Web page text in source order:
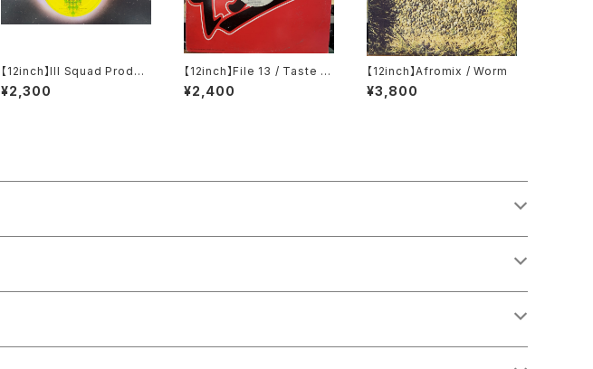
【12inch】Ill Squad Produc
tion / On A Roll / Making
A Killing
¥2,300
【12inch】File 13 / Taste S
o Good
¥2,400
【12inch】Afromix / Worm
¥3,800